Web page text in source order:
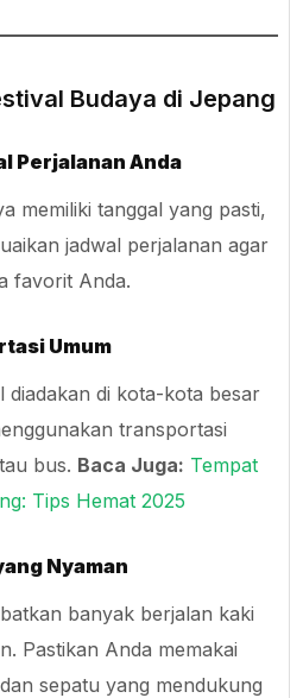
Budaya di Jepang
Perjalanan Anda
memiliki tanggal yang pasti,
jadwal perjalanan agar
favorit Anda.
Umum
diadakan di kota-kota besar
transportasi
bus. Baca Juga: Tempat
Tips Hemat 2025
Nyaman
banyak berjalan kaki
Pastikan Anda memakai
sepatu yang mendukung